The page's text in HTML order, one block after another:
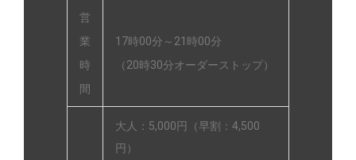
営
業
時
間
17時00分～21時00分
（20時30分オーダーストップ）
大人：5,000円（早割：4,500
円）